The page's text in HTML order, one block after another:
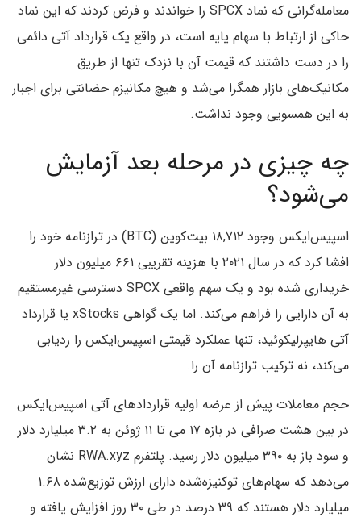
معامله‌گرانی که نماد SPCX را خواندند و فرض کردند که این نماد
حاکی از ارتباط با سهام پایه است، در واقع یک قرارداد آتی دائمی
را در دست داشتند که قیمت آن با نزدک تنها از طریق
مکانیک‌های بازار همگرا می‌شد و هیچ مکانیزم حضانتی برای اجبار
به این همسویی وجود نداشت.
چه چیزی در مرحله بعد آزمایش
می‌شود؟
اسپیس‌ایکس وجود ۱۸,۷۱۲ بیت‌کوین (BTC) در ترازنامه خود را
افشا کرد که در سال ۲۰۲۱ با هزینه تقریبی ۶۶۱ میلیون دلار
خریداری شده بود و یک سهم واقعی SPCX دسترسی غیرمستقیم
به آن دارایی را فراهم می‌کند. اما یک گواهی xStocks یا قرارداد
آتی هایپرلیکوئید، تنها عملکرد قیمتی اسپیس‌ایکس را ردیابی
می‌کند، نه ترکیب ترازنامه آن را.
حجم معاملات پیش از عرضه اولیه قراردادهای آتی اسپیس‌ایکس
در بین هشت صرافی در بازه ۱۷ می تا ۱۱ ژوئن به ۳.۲ میلیارد دلار
و سود باز به ۳۹۰ میلیون دلار رسید. پلتفرم RWA.xyz نشان
می‌دهد که سهام‌های توکنیزه‌شده دارای ارزش توزیع‌شده ۱.۶۸
میلیارد دلار هستند که ۳۹ درصد در طی ۳۰ روز افزایش یافته و